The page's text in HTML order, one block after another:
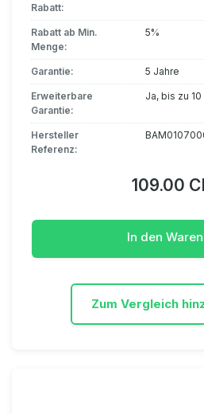
Rabatt:
Rabatt ab Min.
Menge:
5%
Garantie: 5 Jahre
Erweiterbare
Garantie:
Ja, bis zu
Hersteller
Referenz:
109.00
In den
Zum Vergleich